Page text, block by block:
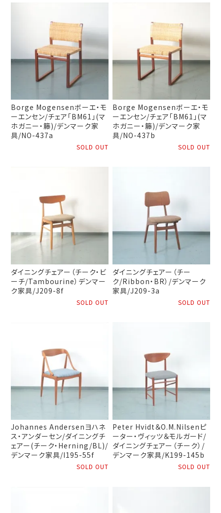
Borge Mogensenボーエ・モ
ーエンセン/チェア「BM61」(マ
ホガニー・籐)/デンマーク家
具/NO-437a
SOLD OUT
Borge Mogensenボーエ・モ
ーエンセン/チェア「BM61」(マ
ホガニー・籐)/デンマーク家
具/NO-437b
SOLD OUT
ダイニングチェアー（チーク・ビ
ーチ/Tambourine）デンマー
ク家具/J209-8f
SOLD OUT
ダイニングチェアー（チー
ク/Ribbon・BR）/デンマーク
家具/J209-3a
SOLD OUT
Johannes Andersenヨハネ
ス・アンダーセン/ダイニングチ
ェアー(チーク・Herning/BL)/
デンマーク家具/I195-55f
SOLD OUT
Peter Hvidt＆O.M.Nilsenピ
ーター・ヴィッツ＆モルガード/
ダイニングチェアー（チーク）/
デンマーク家具/K199-145b
SOLD OUT